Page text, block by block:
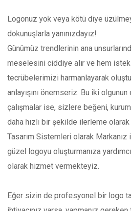
Logonuz yok veya kötü diye
dokunuşlarla yanınızdayız!
Günümüz trendlerinin ana
meselesini ciddiye alır ve hem
tecrübelerimizi harmanlayarak
anlayışını önemseriz. Bu iki olgunun
çalışmalar ise, sizlere beğeni,
daha hızlı bir şekilde ilerleme
Tasarım Sistemleri olarak
güzel logoyu oluşturmanıza
olarak hizmet vermekteyiz.
Eğer sizin de profesyonel bir logo